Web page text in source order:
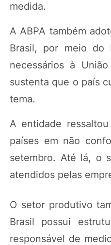
medida.
A ABPA também
Brasil, por meio do
necessários à
sustenta que o país
tema.
A entidade
países em não
setembro. Até lá, o
atendidos pelas
O setor produtivo
Brasil possui
responsável de